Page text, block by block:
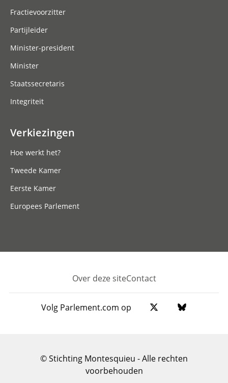
Fractievoorzitter
Partijleider
Minister-president
Minister
Staatssecretaris
Integriteit
Verkiezingen
Hoe werkt het?
Tweede Kamer
Eerste Kamer
Europees Parlement
Footer
Over deze siteContact
Volg Parlement.com op
© Stichting Montesquieu - Alle rechten
voorbehouden